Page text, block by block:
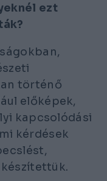
ezt
történő
előképek,
kapcsolódási
kérdések